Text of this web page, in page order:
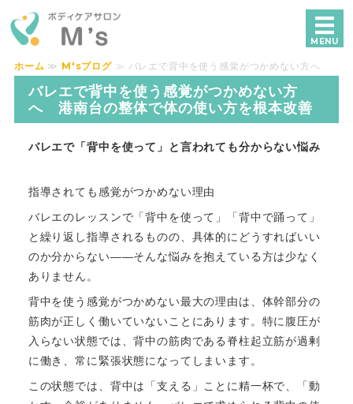
ボディケアサロンM's｜横浜で独自技術
MENU
ホーム
メニュー・料金
美容鍼
施術の流れ
ご予約・お問い合わせ
ホーム ≫ M'sブログ ≫ バレエで背中を使う感覚がつかめない方へ
港南台の整体で... ≫
バレエで背中を使う感覚がつかめない方
へ 港南台の整体で体の使い方を根本改善
バレエで「背中を使って」と言われても分からない悩み
指導されても感覚がつかめない理由
バレエのレッスンで「背中を使って」「背中で踊って」
と繰り返し指導されるものの、具体的にどうすればいい
のか分からない――そんな悩みを抱えている方は少なく
ありません。
背中を使う感覚がつかめない最大の理由は、体幹部分の
筋肉が正しく働いていないことにあります。特に腹圧が
入らない状態では、背中の筋肉である脊柱起立筋が過剰
に働き、常に緊張状態になってしまいます。
この状態では、背中は「支える」ことに精一杯で、「動